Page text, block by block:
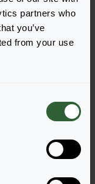
partners who
you’ve
from your use
verschijnt